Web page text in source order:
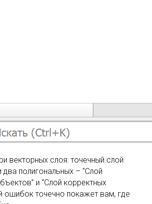
векторных слоя: точечный слой
два полигональных – “Слой
и “Слой корректных
ошибок точечно покажет вам, где